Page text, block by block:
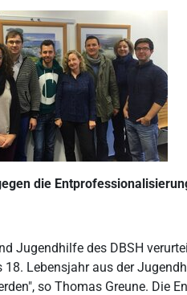
die
Jugendhilfe des DBSH
18. Lebensjahr aus der
so Thomas Greune. Die